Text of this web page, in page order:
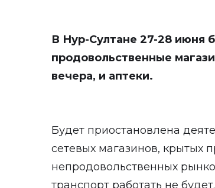
В Нур-Султане 27-28 июня
продовольственные
вечера, и аптеки.
Будет приостановлена
сетевых магазинов, крытых
непродовольственных
транспорт работать не будет.